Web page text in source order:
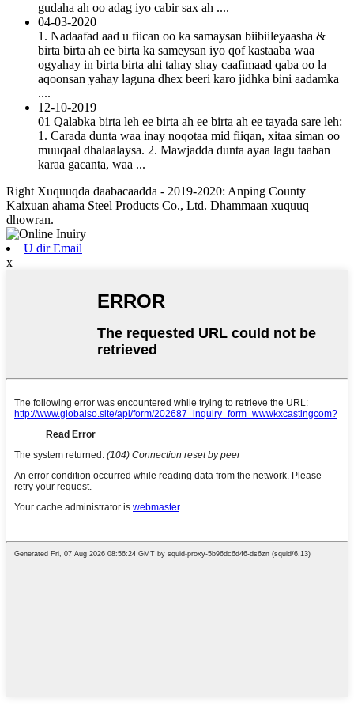
gudaha ah oo adag iyo cabir sax ah ....
04-03-2020
1. Nadaafad aad u fiican oo ka samaysan biibiileyaasha &
birta birta ah ee birta ka sameysan iyo qof kastaaba waa
ogyahay in birta birta ahi tahay shay caafimaad qaba oo la
aqoonsan yahay laguna dhex beeri karo jidhka bini aadamka
....
12-10-2019
01 Qalabka birta leh ee birta ah ee birta ah ee tayada sare leh:
1. Carada dunta waa inay noqotaa mid fiiqan, xitaa siman oo
muuqaal dhalaalaysa. 2. Mawjadda dunta ayaa lagu taaban
karaa gacanta, waa ...
Right Xuquuqda daabacaadda - 2019-2020: Anping County
Kaixuan ahama Steel Products Co., Ltd. Dhammaan xuquuq
dhowran.
U dir Email
x